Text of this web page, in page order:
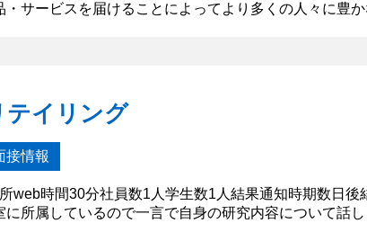
・サービスを届けることによってより多くの人々に
テイリング
接情報
web時間30分社員数1人学生数1人結果通知時期数日
に所属しているので一言で自身の研究内容について話